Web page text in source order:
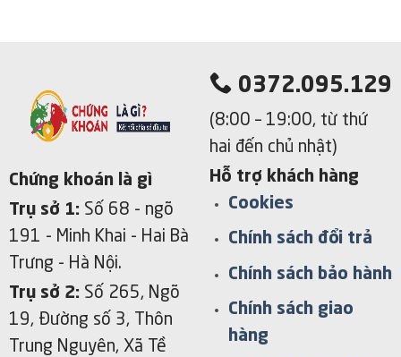
Chứng khoán là gì
Trụ sở 1: Số 68 - ngõ
191 - Minh Khai - Hai Bà
Trưng - Hà Nội.
Trụ sở 2: Số 265, Ngõ
19, Đường số 3, Thôn
Trung Nguyên, Xã Tề
0372.095.129
(8:00 – 19:00, từ thứ
hai đến chủ nhật)
Hỗ trợ khách hàng
Cookies
Chính sách đổi trả
Chính sách bảo hành
Chính sách giao
hàng